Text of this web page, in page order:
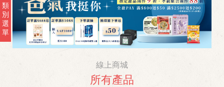
類
別
選
單
線上商城
所有產品